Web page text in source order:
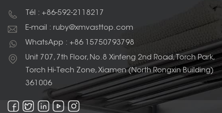
Tél : +86-592-2118217
E-mail : ruby@xmvasttop.com
WhatsApp : +86 15750793798
Unit 707, 7th Floor, No.8 Xinfeng 2nd Road, Torch Park,
Torch Hi-Tech Zone, Xiamen (North Rongxin Building)
361006